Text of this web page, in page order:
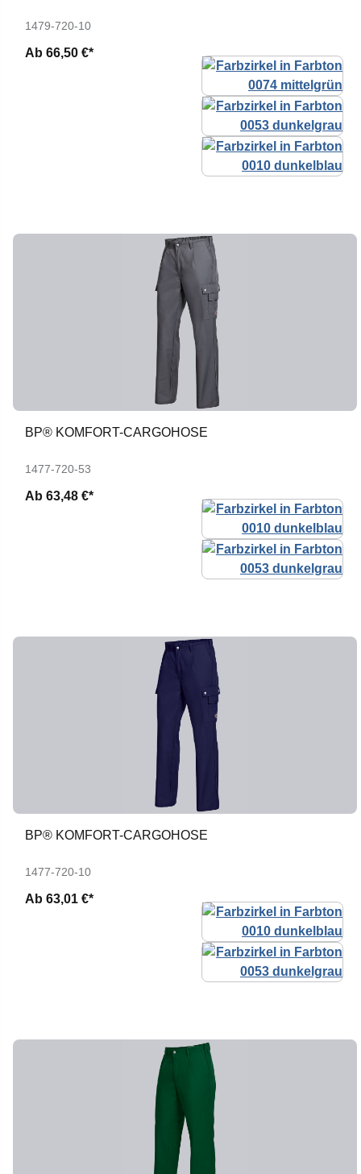
1479-720-10
Ab 66,50 €*
BP® KOMFORT-CARGOHOSE
1477-720-53
Ab 63,48 €*
BP® KOMFORT-CARGOHOSE
1477-720-10
Ab 63,01 €*